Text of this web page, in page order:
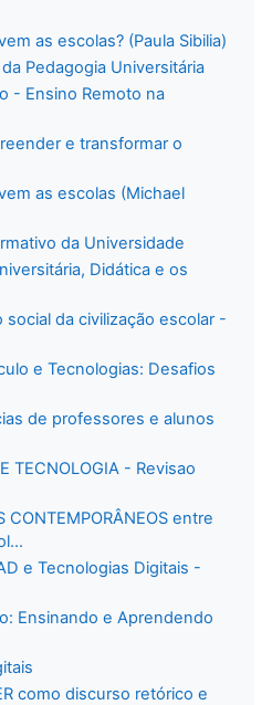
as escolas? (Paula Sibilia)
Pedagogia Universitária
- Ensino Remoto na
e transformar o
as escolas (Michael
da Universidade
Didática e os
social da civilização escolar -
e Tecnologias: Desafios
de professores e alunos
TECNOLOGIA - Revisao
CONTEMPORÂNEOS entre
e Tecnologias Digitais -
Ensinando e Aprendendo
como discurso retórico e